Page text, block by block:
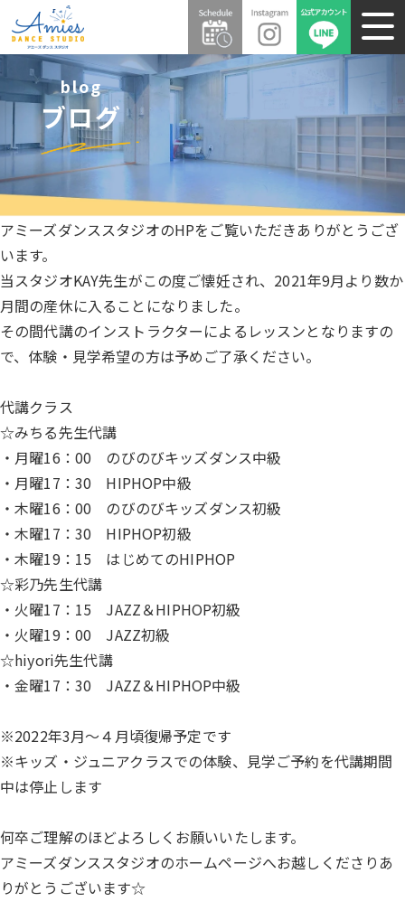
blog
ブログ
アミーズダンススタジオのHPをご覧いただきありがとうござ
います。
当スタジオKAY先生がこの度ご懐妊され、2021年9月より数か
月間の産休に入ることになりました。
その間代講のインストラクターによるレッスンとなりますの
で、体験・見学希望の方は予めご了承ください。
代講クラス
☆みちる先生代講
・月曜16：00 のびのびキッズダンス中級
・月曜17：30 HIPHOP中級
・木曜16：00 のびのびキッズダンス初級
・木曜17：30 HIPHOP初級
・木曜19：15 はじめてのHIPHOP
☆彩乃先生代講
・火曜17：15 JAZZ＆HIPHOP初級
・火曜19：00 JAZZ初級
☆hiyori先生代講
・金曜17：30 JAZZ＆HIPHOP中級
※2022年3月～４月頃復帰予定です
※キッズ・ジュニアクラスでの体験、見学ご予約を代講期間
中は停止します
何卒ご理解のほどよろしくお願いいたします。
アミーズダンススタジオのホームページへお越しくださりあ
りがとうございます☆